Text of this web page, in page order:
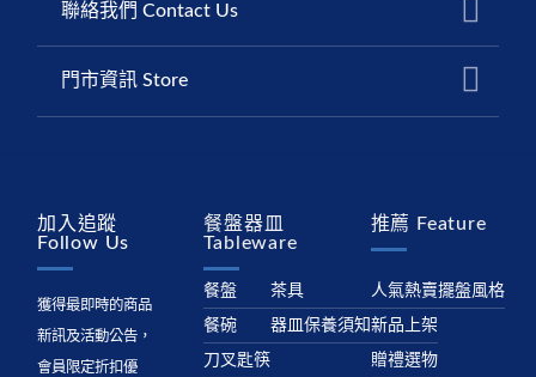
聯絡我們 Contact Us
門市資訊 Store
加入追蹤
Follow Us
獲得最即時的商品
新訊及活動公告，
會員限定折扣優
餐盤器皿
Tableware
餐盤
餐碗
刀叉匙筷
茶具
器皿保養須知
推薦 Feature
人氣熱賣
新品上架
贈禮選物
擺盤風格